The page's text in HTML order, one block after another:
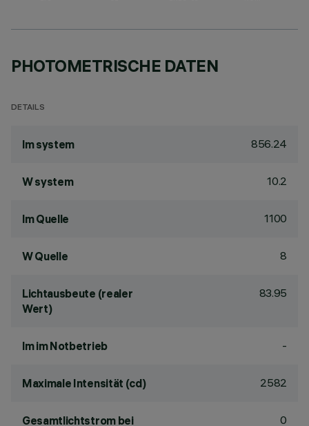
PHOTOMETRISCHE DATEN
DETAILS
lm system 856.24
W system 10.2
lm Quelle 1100
W Quelle 8
Lichtausbeute (realer
Wert)
83.95
lm im Notbetrieb -
Maximale Intensität (cd) 2582
Gesamtlichtstrom bei 0